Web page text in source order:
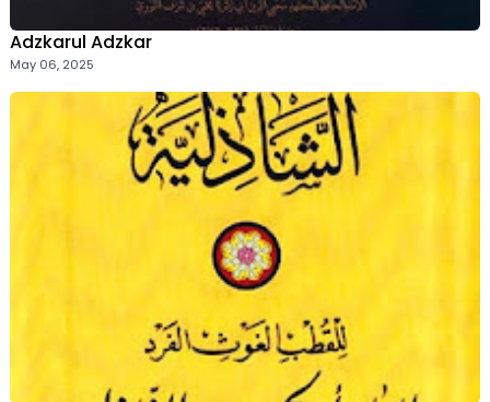
Adzkarul Adzkar
May 06, 2025